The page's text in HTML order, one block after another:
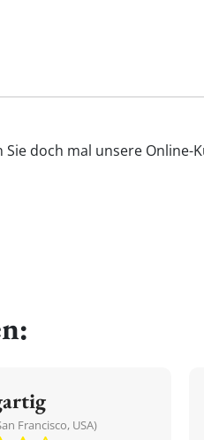
doch mal unsere Online-
Francisco, USA)